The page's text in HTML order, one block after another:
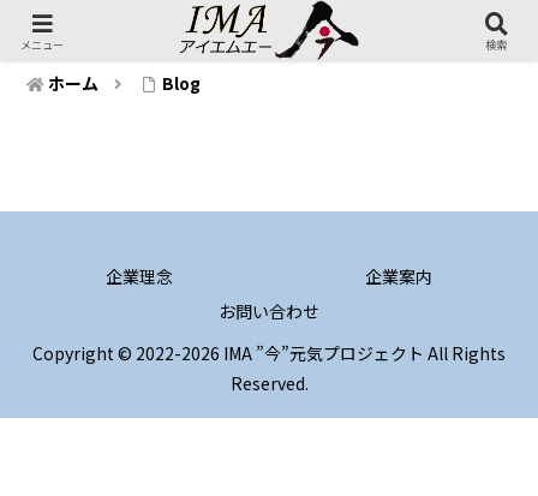
ホーム Blog
企業理念
企業案内
お問い合わせ
Copyright © 2022-2026 IMA ”今”元気プロジェクト All Rights
Reserved.
メニュー 検索